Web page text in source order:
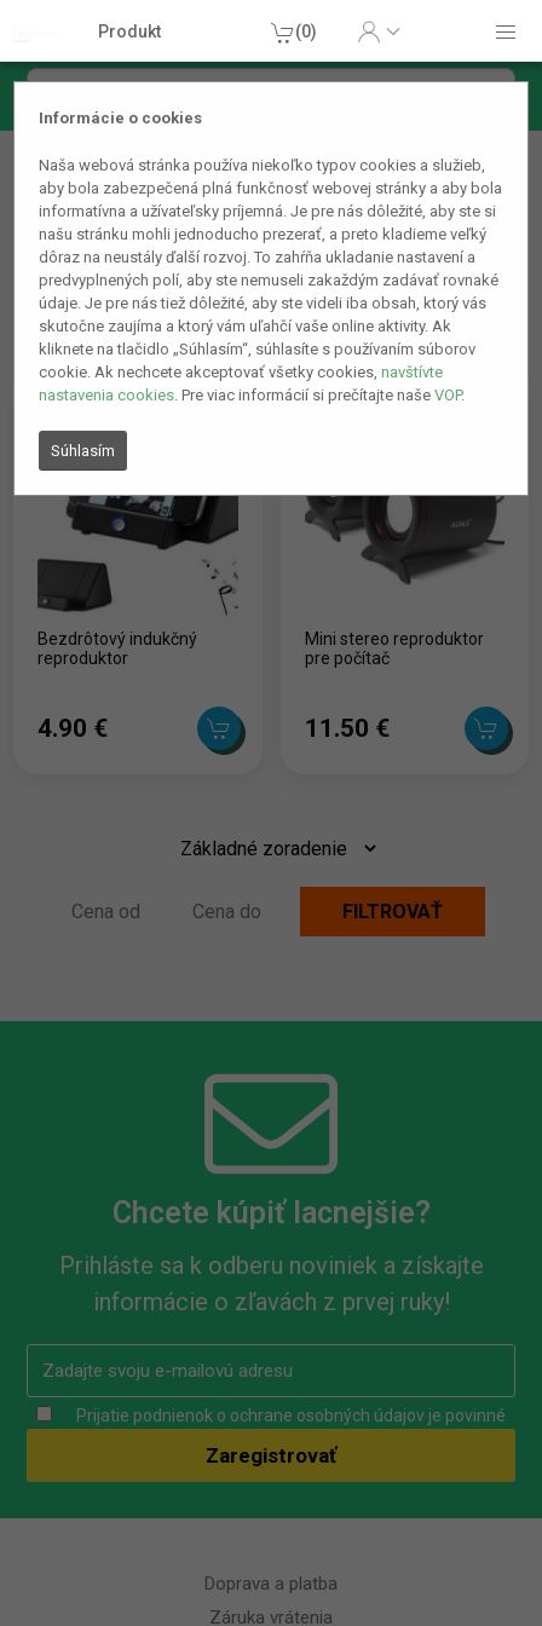
Informácie o cookies
Naša webová stránka používa niekoľko typov cookies a služieb,
aby bola zabezpečená plná funkčnosť webovej stránky a aby bola
informatívna a užívateľsky príjemná. Je pre nás dôležité, aby ste si
našu stránku mohli jednoducho prezerať, a preto kladieme veľký
dôraz na neustály ďalší rozvoj. To zahŕňa ukladanie nastavení a
predvyplnených polí, aby ste nemuseli zakaždým zadávať rovnaké
údaje. Je pre nás tiež dôležité, aby ste videli iba obsah, ktorý vás
skutočne zaujíma a ktorý vám uľahčí vaše online aktivity. Ak
kliknete na tlačidlo „Súhlasím“, súhlasíte s používaním súborov
cookie. Ak nechcete akceptovať všetky cookies,navštívte
nastavenia cookies. Pre viac informácií si prečítajte našeVOP.
Súhlasím
Produkt (0)
Reproduktory
Bezdrôtový indukčný
reproduktor
4.90 ‎€
Mini stereo reproduktor
pre počítač
11.50 ‎€
Chcete kúpiť lacnejšie?
Prihláste sa k odberu noviniek a získajte
informácie o zľavách z prvej ruky!
Prijatie podnienok o ochrane osobných údajov je povinné
Doprava a platba
Záruka vrátenia